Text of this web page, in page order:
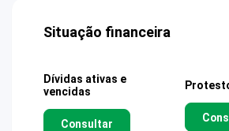
Situação financeira
Dívidas ativas e
vencidas
Consultar